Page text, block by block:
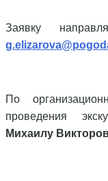
Заявку
По
проведения
Михаилу